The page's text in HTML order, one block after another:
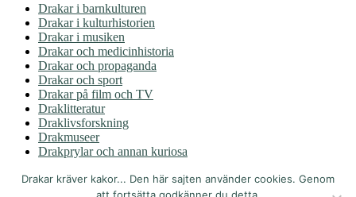
Drakar i barnkulturen
Drakar i kulturhistorien
Drakar i musiken
Drakar och medicinhistoria
Drakar och propaganda
Drakar och sport
Drakar på film och TV
Draklitteratur
Draklivsforskning
Drakmuseer
Drakprylar och annan kuriosa
Copyright © 2015-2026 Johanna Paulsson | All Rights Reserved
Drakar kräver kakor... Den här sajten använder cookies. Genom